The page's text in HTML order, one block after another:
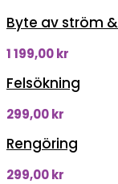
Byte av ström
1 199,00kr
Felsökning
299,00kr
Rengöring
299,00kr